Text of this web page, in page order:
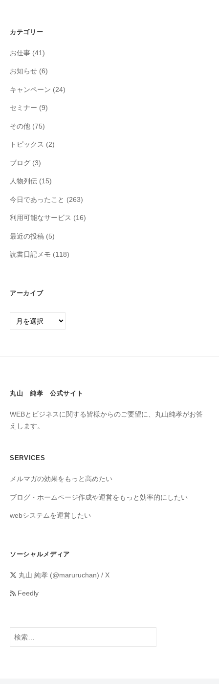
カテゴリー
お仕事 (41)
お知らせ (6)
キャンペーン (24)
セミナー (9)
その他 (75)
トピックス (2)
ブログ (3)
人物列伝 (15)
今日であったこと (263)
利用可能なサービス (16)
最近の投稿 (5)
読書日記メモ (118)
アーカイブ
丸山 純孝 公式サイト
WEBとビジネスに関する皆様からのご要望に、丸山純孝がお答
えします。
SERVICES
メルマガの効果をもっと高めたい
ブログ・ホームページ作成や運営をもっと効率的にしたい
webシステムを運営したい
ソーシャルメディア
丸山 純孝 (@maruruchan) / X
Feedly